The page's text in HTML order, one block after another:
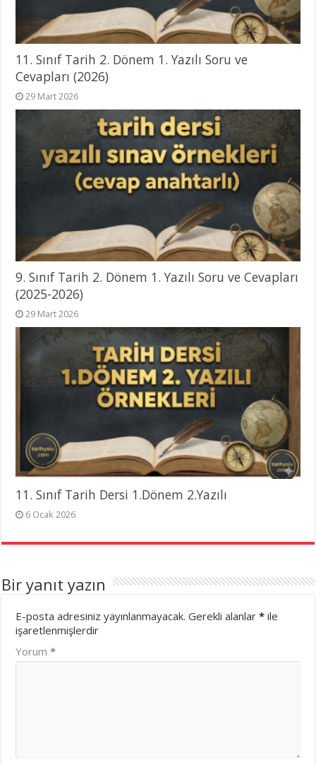
11. Sınıf Tarih 2. Dönem 1. Yazılı Soru ve
Cevapları (2026)
29 Mart 2026
9. Sınıf Tarih 2. Dönem 1. Yazılı Soru ve Cevapları
(2025-2026)
29 Mart 2026
11. Sınıf Tarih Dersi 1.Dönem 2.Yazılı
6 Ocak 2026
Bir yanıt yazın
E-posta adresiniz yayınlanmayacak. Gerekli alanlar* ile
işaretlenmişlerdir
Yorum*